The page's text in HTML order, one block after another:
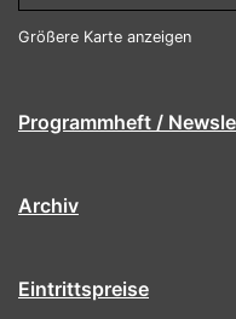
Größere Karte anzeigen
Programmheft /
Archiv
Eintrittspreise